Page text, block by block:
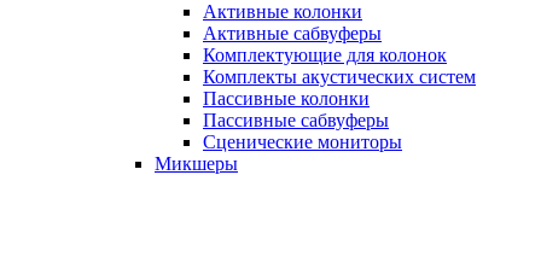
Активные колонки
Активные сабвуферы
Комплектующие для колонок
Комплекты акустических систем
Пассивные колонки
Пассивные сабвуферы
Сценические мониторы
Микшеры